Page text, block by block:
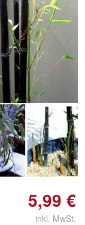
5,99 €
inkl. MwSt.